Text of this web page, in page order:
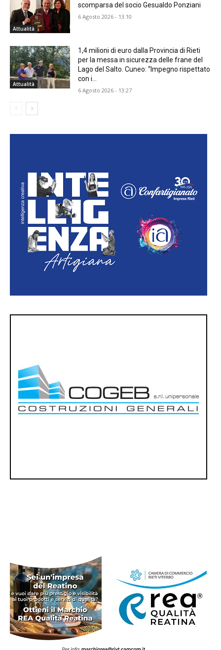
Attualità
scomparsa del socio Gesualdo Ponziani
6 Agosto 2026 - 13:10
Attualità
1,4 milioni di euro dalla Provincia di Rieti
per la messa in sicurezza delle frane del
Lago del Salto. Cuneo: “Impegno rispettato
con i...
6 Agosto 2026 - 13:27